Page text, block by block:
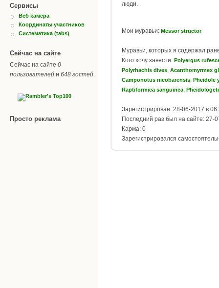
Сервисы
Веб камера
Координаты участников
Систематика (tabs)
Сейчас на сайте
Сейчас на сайте 0
пользователей и 648 гостей.
Просто реклама
люди.
Мои муравьи: Messor structor
Муравьи, которых я содержал
Кого хочу завести: Polyergus
Polyrhachis dives Acanthomyrmex
Camponotus nicobarensis Pheidole
Raptiformica sanguinea
Зарегистрирован: 28-06-2017 в
Последний раз был на сайте: 27-
Карма: 0
Зарегистрировался